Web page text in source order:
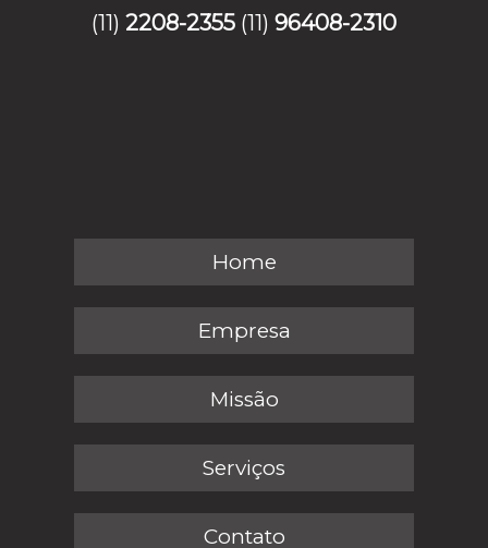
(11) 2208-2355 (11) 96408-2310
Home
Empresa
Missão
Serviços
Contato